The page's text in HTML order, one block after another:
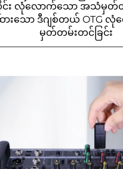
င်း လုံလောက်သော အသံမှတ်တ
းသော ဒီဂျစ်တယ် OTG
မှတ်တမ်းတင်ခြင်း